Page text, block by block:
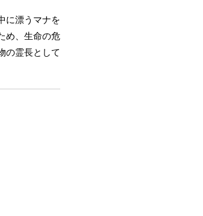
に漂うマナを
め、生命の危
の霊長として